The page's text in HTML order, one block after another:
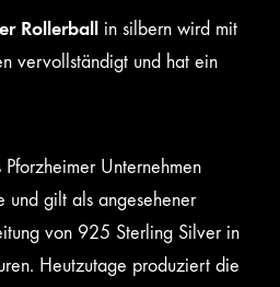
Rollerball in silbern wird mit
vervollständigt und hat ein
Unternehmen
und gilt als angesehener
von 925 Sterling Silver in
Heutzutage produziert die